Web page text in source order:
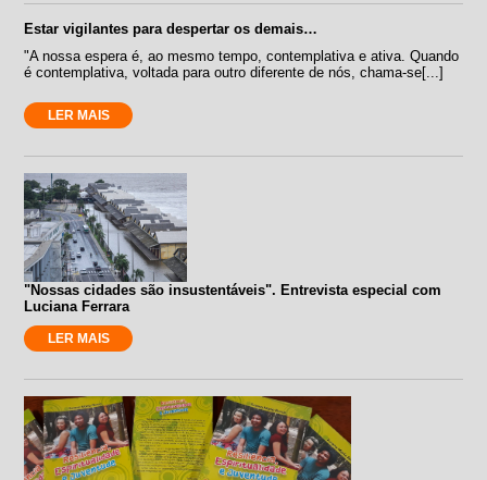
Estar vigilantes para despertar os demais…
"A nossa espera é, ao mesmo tempo, contemplativa e ativa. Quando
é contemplativa, voltada para outro diferente de nós, chama-se[...]
LER MAIS
"Nossas cidades são insustentáveis". Entrevista especial com
Luciana Ferrara
LER MAIS